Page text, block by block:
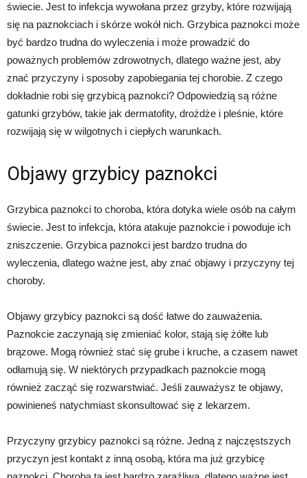
świecie. Jest to infekcja wywołana przez grzyby, które rozwijają
się na paznokciach i skórze wokół nich. Grzybica paznokci może
być bardzo trudna do wyleczenia i może prowadzić do
poważnych problemów zdrowotnych, dlatego ważne jest, aby
znać przyczyny i sposoby zapobiegania tej chorobie. Z czego
dokładnie robi się grzybicą paznokci? Odpowiedzią są różne
gatunki grzybów, takie jak dermatofity, drożdże i pleśnie, które
rozwijają się w wilgotnych i ciepłych warunkach.
Objawy grzybicy paznokci
Grzybica paznokci to choroba, która dotyka wiele osób na całym
świecie. Jest to infekcja, która atakuje paznokcie i powoduje ich
zniszczenie. Grzybica paznokci jest bardzo trudna do
wyleczenia, dlatego ważne jest, aby znać objawy i przyczyny tej
choroby.
Objawy grzybicy paznokci są dość łatwe do zauważenia.
Paznokcie zaczynają się zmieniać kolor, stają się żółte lub
brązowe. Mogą również stać się grube i kruche, a czasem nawet
odłamują się. W niektórych przypadkach paznokcie mogą
również zacząć się rozwarstwiać. Jeśli zauważysz te objawy,
powinieneś natychmiast skonsultować się z lekarzem.
Przyczyny grzybicy paznokci są różne. Jedną z najczęstszych
przyczyn jest kontakt z inną osobą, która ma już grzybicę